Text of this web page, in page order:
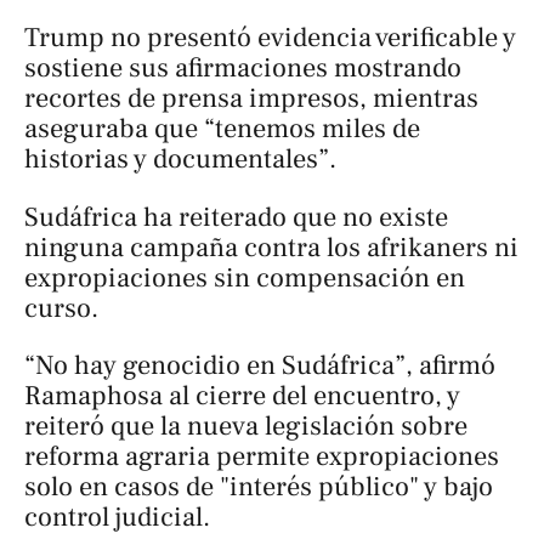
Trump no presentó evidencia verificable y
sostiene sus afirmaciones mostrando
recortes de prensa impresos, mientras
aseguraba que “tenemos miles de
historias y documentales”.
Sudáfrica ha reiterado que no existe
ninguna campaña contra los afrikaners ni
expropiaciones sin compensación en
curso.
“No hay genocidio en Sudáfrica”, afirmó
Ramaphosa al cierre del encuentro, y
reiteró que la nueva legislación sobre
reforma agraria permite expropiaciones
solo en casos de "interés público" y bajo
control judicial.